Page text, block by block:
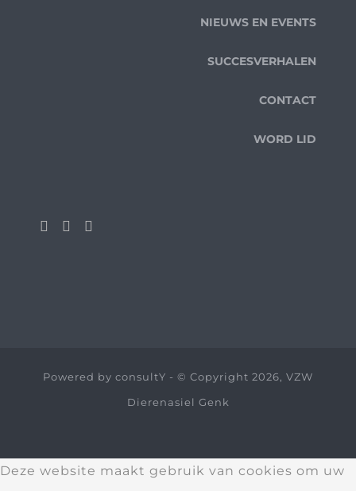
NIEUWS EN EVENTS
SUCCESVERHALEN
CONTACT
WORD LID
Powered by consultY - © Copyright 2026, VZW
Dierenasiel Genk
Deze website maakt gebruik van cookies om uw